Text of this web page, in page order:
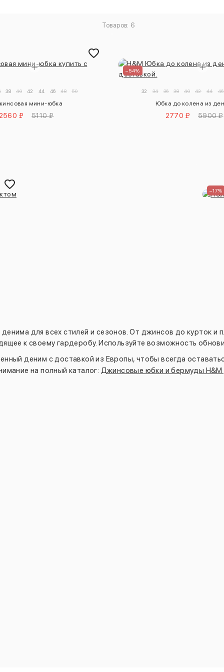
Товаров: 6
38 40 42 44 46 48 50
мини-юбка
₽ 5110 ₽
–54%
32 34 36 38 40 42 44 46
Юбка до колена из
2770 ₽ 5900 ₽
–17%
для всех стилей и сезонов. От джинсов до курток
к своему гардеробу. Используйте возможность
деним с доставкой из Европы, чтобы всегда
на полный каталог: Джинсовые юбки и бермуды